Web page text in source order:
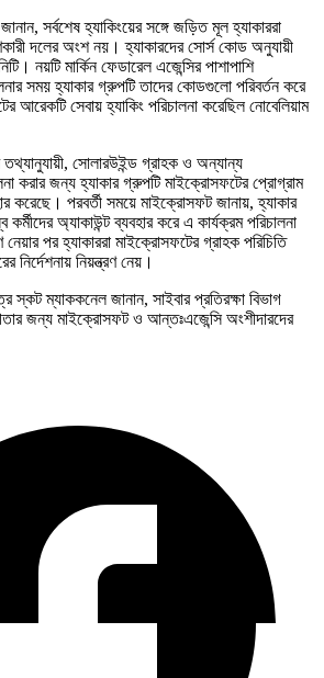
সর্বশেষ হ্যাকিংয়ের সঙ্গে জড়িত মূল হ্যাকাররা
দলের অংশ নয়। হ্যাকারদের সোর্স কোড অনুযায়ী
নয়টি মার্কিন ফেডারেল এজেন্সির পাশাপাশি
সময় হ্যাকার গ্রুপটি তাদের কোডগুলো পরিবর্তন করে
সেবায় হ্যাকিং পরিচালনা করেছিল নোবেলিয়াম
তথ্যানুযায়ী, সোলারউইন্ড গ্রাহক ও অন্যান্য
করার জন্য হ্যাকার গ্রুপটি মাইক্রোসফটের প্রোগ্রাম
করেছে। পরবর্তী সময়ে মাইক্রোসফট জানায়, হ্যাকার
অ্যাকাউন্ট ব্যবহার করে এ কার্যক্রম পরিচালনা
নেয়ার পর হ্যাকাররা মাইক্রোসফটের গ্রাহক পরিচিতি
নির্দেশনায় নিয়ন্ত্রণ নেয়।
স্কট ম্যাককনেল জানান, সাইবার প্রতিরক্ষা বিভাগ
জন্য মাইক্রোসফট ও আন্তঃএজেন্সি অংশীদারদের